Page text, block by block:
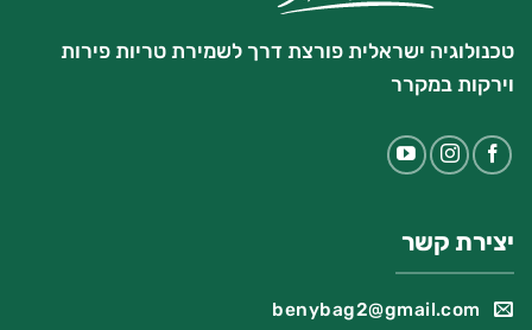
טכנולוגיה ישראלית פורצת דרך לשמירת טריות פירות
וירקות במקרר
יצירת קשר
benybag2@gmail.com